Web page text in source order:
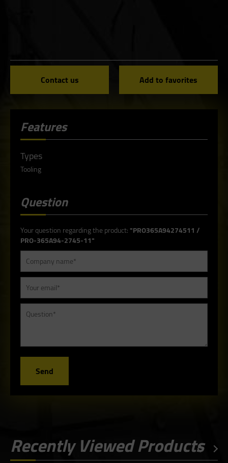
Contact us Add to favorites
Features
Types
Tooling
Question
Your question regarding the product:"PRO365A94274511 /
PRO-365A94-2745-11"
Send
Recently Viewed Products